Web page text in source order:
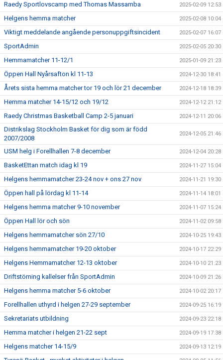
Raedy Sportlovscamp med Thomas Massamba 2025-02-09 12:53
Helgens hemma matcher 2025-02-08 10:04
Viktigt meddelande angående personuppgiftsincident 2025-02-07 16:07
SportAdmin 2025-02-05 20:30
Hemmamatcher 11-12/1 2025-01-09 21:23
Öppen Hall Nyårsafton kl 11-13 2024-12-30 18:41
Årets sista hemma matcher tor 19 och lör 21 december 2024-12-18 18:39
Hemma matcher 14-15/12 och 19/12 2024-12-12 21:12
Raedy Christmas Basketball Camp 2-5 januari 2024-12-11 20:06
Distrikslag Stockholm Basket för dig som är född
2007/2008
2024-12-05 21:46
USM helg i Forellhallen 7-8 december 2024-12-04 20:28
BasketEttan match idag kl 19 2024-11-27 15:04
Helgens hemmamatcher 23-24 nov + ons 27 nov 2024-11-21 19:30
Öppen hall på lördag kl 11-14 2024-11-14 18:01
Helgens hemma matcher 9-10 november 2024-11-07 15:24
Öppen Hall lör och sön 2024-11-02 09:58
Helgens hemmamatcher sön 27/10 2024-10-25 19:43
Helgens hemmamatcher 19-20 oktober 2024-10-17 22:29
Helgens Hemmamatcher 12-13 oktober 2024-10-10 21:23
Driftstörning kallelser från SportAdmin 2024-10-09 21:26
Helgens hemma matcher 5-6 oktober 2024-10-02 20:17
Forellhallen uthyrd i helgen 27-29 september 2024-09-25 16:19
Sekretariats utbildning 2024-09-23 22:18
Hemma matcher i helgen 21-22 sept 2024-09-19 17:38
Helgens matcher 14-15/9 2024-09-13 12:19